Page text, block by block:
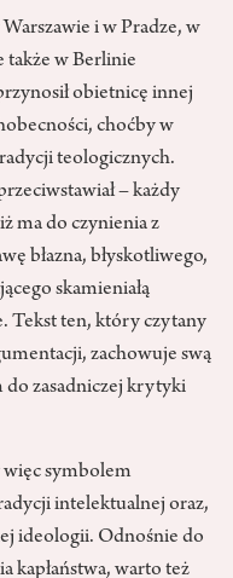
i w Pradze, w
w Berlinie
obietnicę innej
choćby w
teologicznych.
– każdy
ma do czynienia z
błazna, błyskotliwego,
skamieniałą
Tekst ten, który czytany
zachowuje swą
do zasadniczej krytyki
więc symbolem
intelektualnej oraz,
ideologii. Odnośnie do
kapłaństwa, warto też